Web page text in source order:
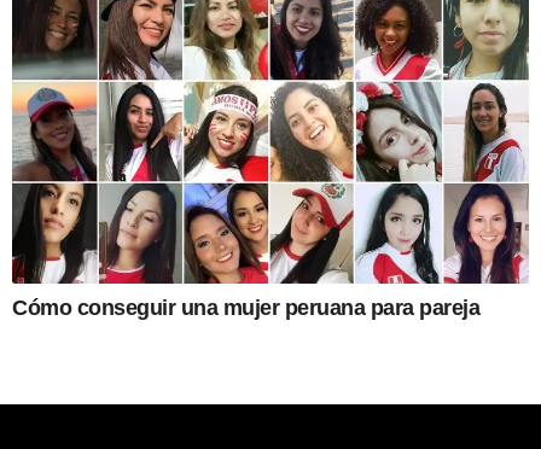
Cómo conseguir una mujer peruana para pareja